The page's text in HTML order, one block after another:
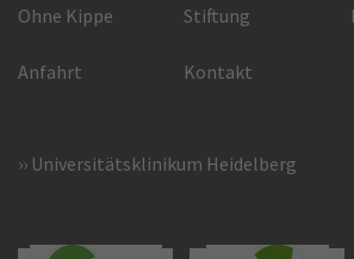
Ohne Kippe Stiftung
Anfahrt Kontakt
Universitätsklinikum Heidelberg